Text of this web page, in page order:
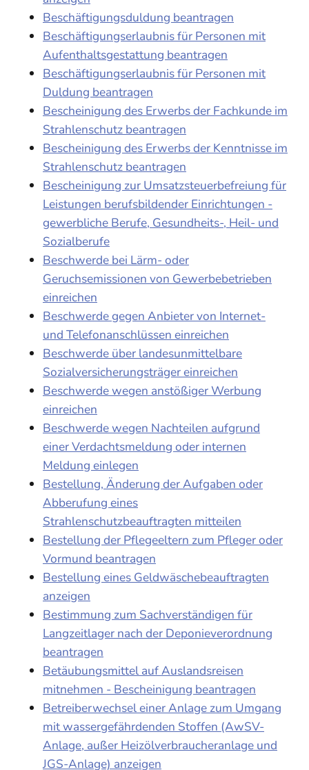
Beschäftigungsduldung beantragen
Beschäftigungserlaubnis für Personen mit
Aufenthaltsgestattung beantragen
Beschäftigungserlaubnis für Personen mit
Duldung beantragen
Bescheinigung des Erwerbs der Fachkunde im
Strahlenschutz beantragen
Bescheinigung des Erwerbs der Kenntnisse im
Strahlenschutz beantragen
Bescheinigung zur Umsatzsteuerbefreiung für
Leistungen berufsbildender Einrichtungen -
gewerbliche Berufe, Gesundheits-, Heil- und
Sozialberufe
Beschwerde bei Lärm- oder
Geruchsemissionen von Gewerbebetrieben
einreichen
Beschwerde gegen Anbieter von Internet-
und Telefonanschlüssen einreichen
Beschwerde über landesunmittelbare
Sozialversicherungsträger einreichen
Beschwerde wegen anstößiger Werbung
einreichen
Beschwerde wegen Nachteilen aufgrund
einer Verdachtsmeldung oder internen
Meldung einlegen
Bestellung, Änderung der Aufgaben oder
Abberufung eines
Strahlenschutzbeauftragten mitteilen
Bestellung der Pflegeeltern zum Pfleger oder
Vormund beantragen
Bestellung eines Geldwäschebeauftragten
anzeigen
Bestimmung zum Sachverständigen für
Langzeitlager nach der Deponieverordnung
beantragen
Betäubungsmittel auf Auslandsreisen
mitnehmen - Bescheinigung beantragen
Betreiberwechsel einer Anlage zum Umgang
mit wassergefährdenden Stoffen (AwSV-
Anlage, außer Heizölverbraucheranlage und
JGS-Anlage) anzeigen